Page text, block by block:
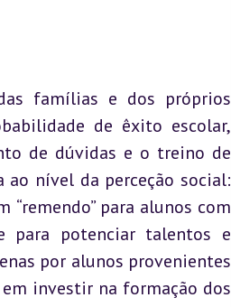
famílias e dos próprios
de êxito escolar,
de dúvidas e o treino de
ao nível da perceção social:
para alunos com
para potenciar talentos e
por alunos provenientes
investir na formação dos